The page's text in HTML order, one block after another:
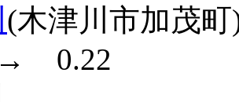
(木津川市加茂町
→
0.22